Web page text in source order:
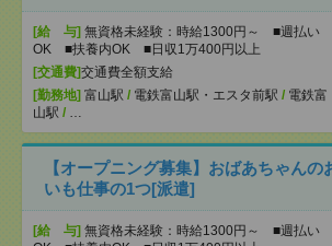
[給 与] 無資格未経験：時給1300円～ ■週払い
OK ■扶養内OK ■日収1万400円以上
[交通費]交通費全額支給
[勤務地] 富山駅 / 電鉄富山駅・エスタ前駅 / 電鉄富
山駅 / …
【オープニング募集】おばあちゃんの
いも仕事の1つ[派遣]
[給 与] 無資格未経験：時給1300円～ ■週払い